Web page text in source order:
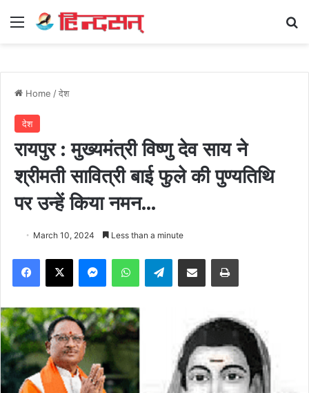
Menu
Home /देश
देश
रायपुर : मुख्यमंत्री विष्णु देव साय ने
श्रीमती सावित्री बाई फुले की पुण्यतिथि
पर उन्हें किया नमन…
March 10, 2024 Less than a minute
Facebook
X MessengerWhatsAppTelegramShare via Email Print